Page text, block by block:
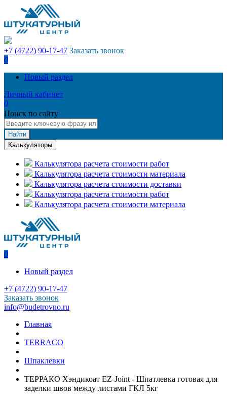
+7 (4722) 90-17-47 Заказать звонок
0
Новый раздел
Личный кабинет
0
Поиск по сайту
Найти
Калькуляторы
Калькулятора расчета стоимости работ
Калькулятора расчета стоимости материала
Калькулятора расчета стоимости доставки
Калькулятора расчета стоимости работ
Калькулятора расчета стоимости материала
0
Новый раздел
+7 (4722) 90-17-47
Заказать звонок
info@budetrovno.ru
Главная
TERRACO
Шпаклевки
ТЕРРАКО Хэндикоат EZ-Joint - Шпатлевка готовая для
заделки швов между листами ГКЛ 5кг